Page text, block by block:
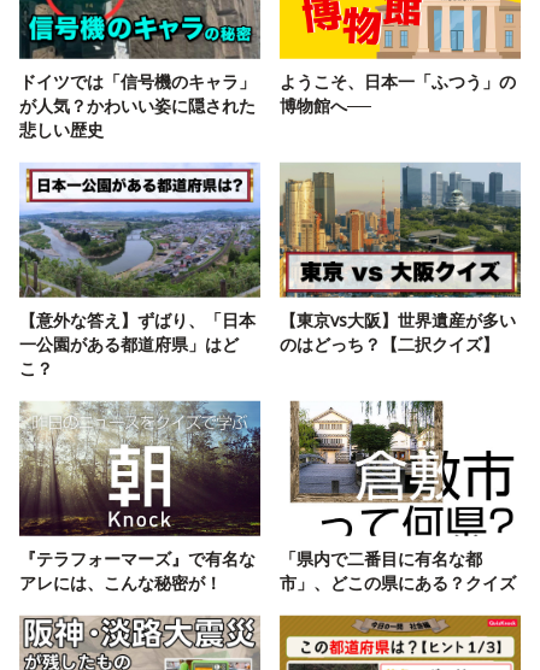
ドイツでは「信号機のキャラ」
が人気？かわいい姿に隠された
悲しい歴史
ようこそ、日本一「ふつう」の
博物館へ──
【意外な答え】ずばり、「日本
一公園がある都道府県」はど
こ？
【東京vs大阪】世界遺産が多い
のはどっち？【二択クイズ】
『テラフォーマーズ』で有名な
アレには、こんな秘密が！
「県内で二番目に有名な都
市」、どこの県にある？クイズ